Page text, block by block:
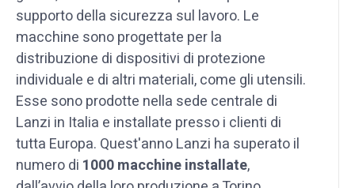
supporto della sicurezza sul lavoro. Le
macchine sono progettate per la
distribuzione di dispositivi di protezione
individuale e di altri materiali, come gli utensili.
Esse sono prodotte nella sede centrale di
Lanzi in Italia e installate presso i clienti di
tutta Europa. Quest'anno Lanzi ha superato il
numero di 1000 macchine installate,